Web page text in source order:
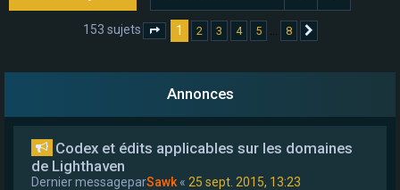
153 sujets Page sur8
1 2 3 4 5 … 8
Annonces
Codex et édits applicables sur les domaines
de Lighthaven
Dernier messageparSawk « 25 sept. 2015, 13:23